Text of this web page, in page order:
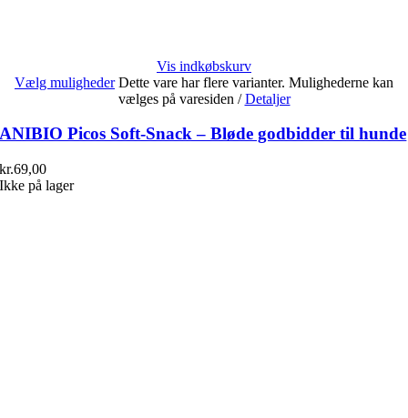
Vis indkøbskurv
Vælg muligheder Dette vare har flere varianter. Mulighederne kan
vælges på varesiden / Detaljer
ANIBIO Picos Soft-Snack – Bløde godbidder til hunde
kr.69,00
Ikke på lager